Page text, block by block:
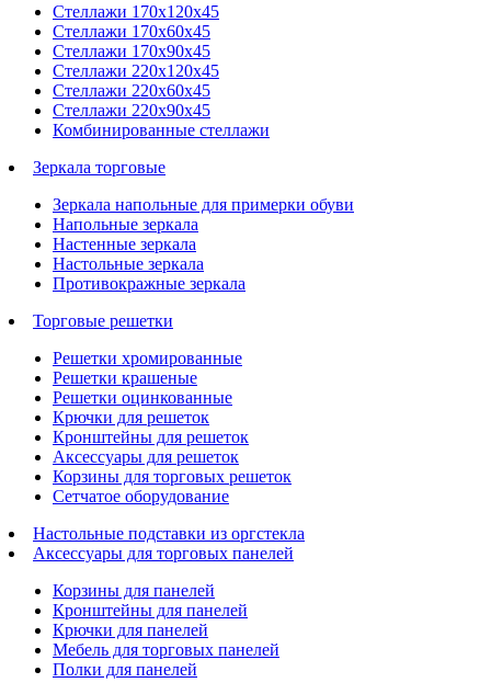
Стеллажи 170х120х45
Стеллажи 170х60х45
Стеллажи 170х90х45
Стеллажи 220х120х45
Стеллажи 220х60х45
Стеллажи 220х90х45
Комбинированные стеллажи
Зеркала торговые
Зеркала напольные для примерки обуви
Напольные зеркала
Настенные зеркала
Настольные зеркала
Противокражные зеркала
Торговые решетки
Решетки хромированные
Решетки крашеные
Решетки оцинкованные
Крючки для решеток
Кронштейны для решеток
Аксессуары для решеток
Корзины для торговых решеток
Сетчатое оборудование
Настольные подставки из оргстекла
Аксессуары для торговых панелей
Корзины для панелей
Кронштейны для панелей
Крючки для панелей
Мебель для торговых панелей
Полки для панелей